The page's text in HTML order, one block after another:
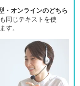
・オンラインのどちら
同じテキストを使
す。